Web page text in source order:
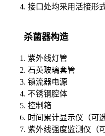
4. 接口处均采用活接形式
杀菌器构造
1. 紫外线灯管
2. 石英玻璃套管
3. 镇流器电源
4. 不锈钢腔体
5. 控制箱
6. 时间累计显示仪（可选
7. 紫外线强度监测仪（可